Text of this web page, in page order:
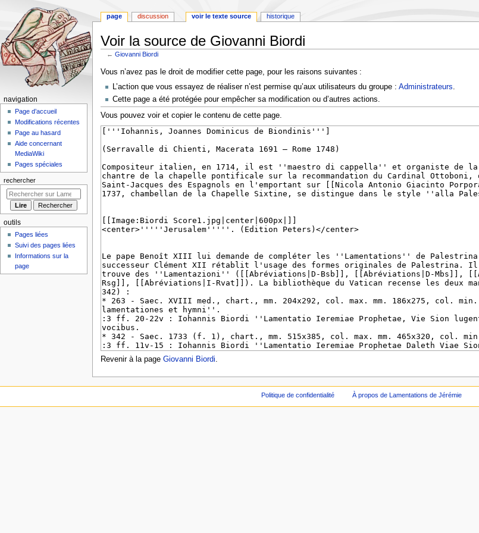
Voir la source de Giovanni Biordi
←Giovanni Biordi
Aller
navigation
Aller
recherche
Vous n’avez pas le droit de modifier cette page, pour les raisons suivantes :
L’action que vous essayez de réaliser n’est permise qu’aux utilisateurs du groupe : Administrateurs.
Cette page a été protégée pour empêcher sa modification ou d’autres actions.
Vous pouvez voir et copier le contenu de cette page.
Revenir à la page Giovanni Biordi.
M
n
i
page discussion voir le texte source historique
navigation
Page d’accueil
Modifications récentes
Page au hasard
Aide concernant
MediaWiki
Pages spéciales
rechercher
outils
Pages liées
Suivi des pages liées
Informations sur la
page
Politique de confidentialité À propos de Lamentations de Jérémie